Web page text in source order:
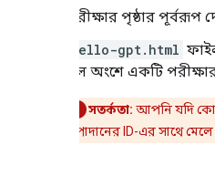
পরীক্ষার পৃষ্ঠার পূর্বরূপ
hello-gpt.html
মূল অংশে একটি
সতর্কতা: আপনি যদি
উপাদানের ID-এর সাথে